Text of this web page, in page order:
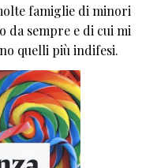
famiglie di minori
da sempre e di cui mi
quelli più indifesi.